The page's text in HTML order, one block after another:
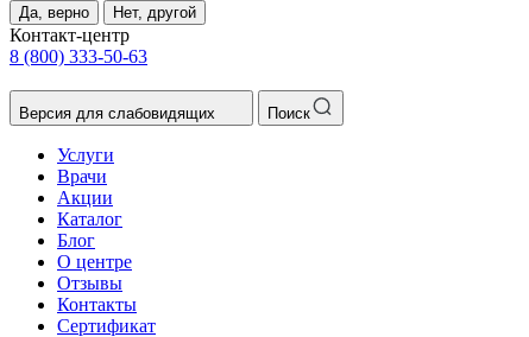
Да, верно Нет, другой
Контакт-центр
8 (800) 333-50-63
Версия для слабовидящих Поиск
Услуги
Врачи
Акции
Каталог
Блог
О центре
Отзывы
Контакты
Сертификат